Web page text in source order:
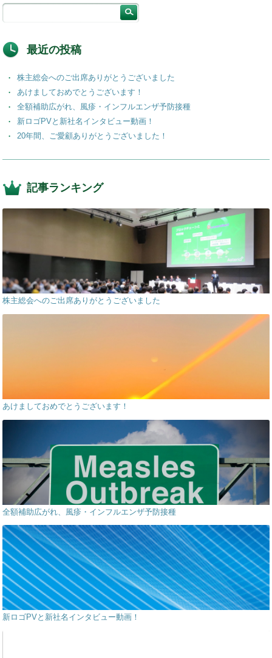
最近の投稿
株主総会へのご出席ありがとうございました
あけましておめでとうございます！
全額補助広がれ、風疹・インフルエンザ予防接種
新ロゴPVと新社名インタビュー動画！
20年間、ご愛顧ありがとうございました！
記事ランキング
株主総会へのご出席ありがとうございました
あけましておめでとうございます！
全額補助広がれ、風疹・インフルエンザ予防接種
新ロゴPVと新社名インタビュー動画！